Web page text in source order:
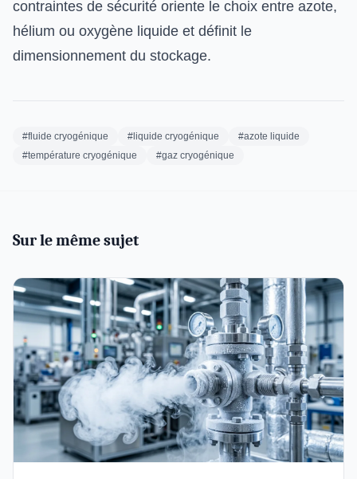
contraintes de sécurité oriente le choix entre azote,
hélium ou oxygène liquide et définit le
dimensionnement du stockage.
#fluide cryogénique #liquide cryogénique
#azote liquide
#température cryogénique
#gaz cryogénique
Sur le même sujet